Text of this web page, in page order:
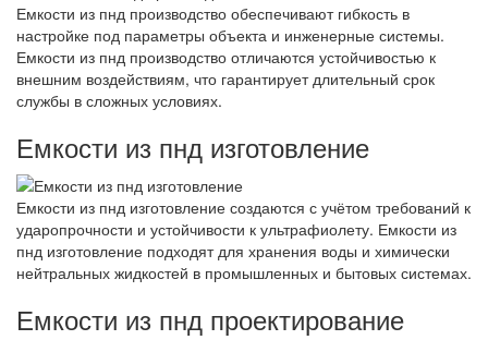
Емкости из пнд производство обеспечивают гибкость в
настройке под параметры объекта и инженерные системы.
Емкости из пнд производство отличаются устойчивостью к
внешним воздействиям, что гарантирует длительный срок
службы в сложных условиях.
Емкости из пнд изготовление
Емкости из пнд изготовление создаются с учётом требований к
ударопрочности и устойчивости к ультрафиолету. Емкости из
пнд изготовление подходят для хранения воды и химически
нейтральных жидкостей в промышленных и бытовых системах.
Емкости из пнд проектирование